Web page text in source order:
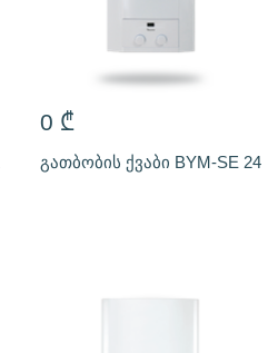
0 ₾
გათბობის ქვაბი BYM-SE 24